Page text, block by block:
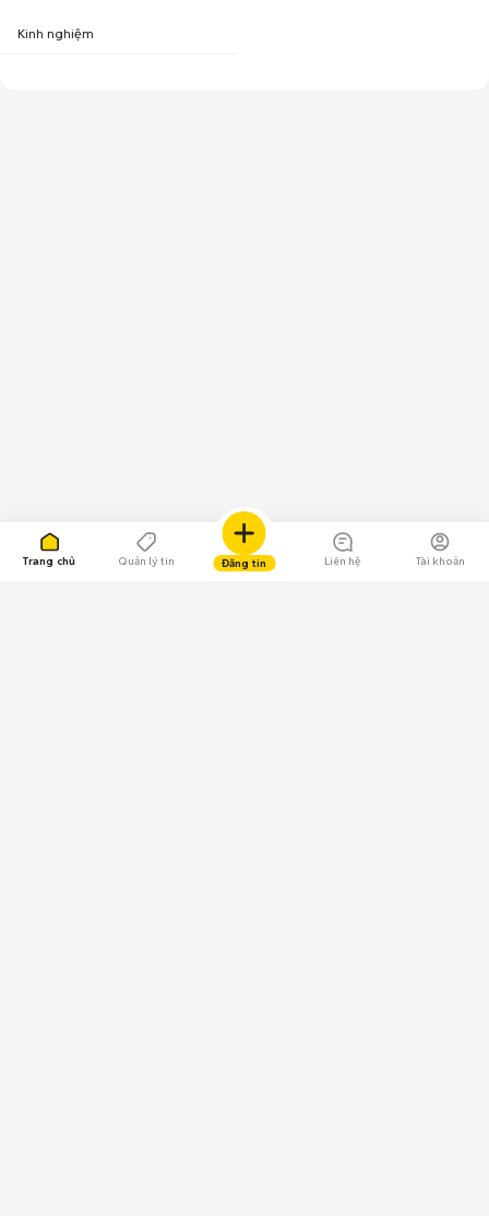
Trang chủ Quản lý tin Đăng tin Liên hệ Tài khoản
Kinh nghiệm